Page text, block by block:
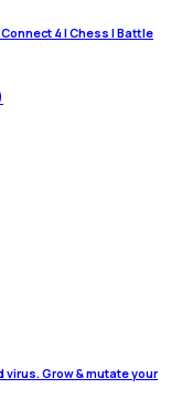
4 | Chess | Battle
Grow & mutate your